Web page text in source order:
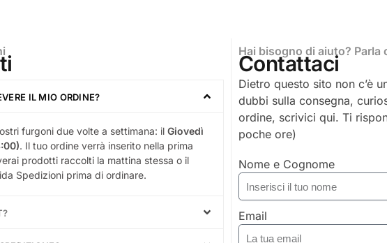
IL MIO ORDINE?
furgoni due volte a settimana: il Giovedì
. Il tuo ordine verrà inserito nella prima
prodotti raccolti la mattina stessa o il
Spedizioni prima di ordinare.
Hai bisogno di aiuto? Parla
Contattaci
Dietro questo sito non c’è
dubbi sulla consegna,
ordine, scrivici qui. Ti
poche ore)
Nome e Cognome
Email